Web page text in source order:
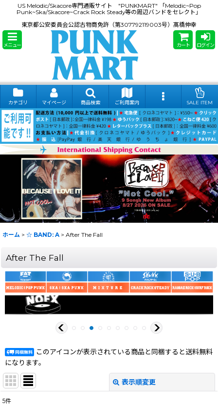
US Melodic/Skacore専門通販サイト "PUNKMART" 「Melodic~Pop
Punk~Ska/Skacore~Crack Rock Steady等の周辺バンドをセレクト」
東京都公安委員会公認古物商免許（第307792119003号）髙橋伸幸
メニュー カート ログイン
カテゴリ マイページ 商品検索 ご利用案内 SALE ITEM
ホーム > ☆ BAND: A > After The Fall
After The Fall
このアイコンが表示されている商品と同梱すると送料無料
になります。
表示順変更
5件